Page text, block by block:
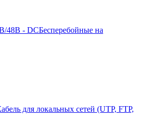
48В - DCБесперебойные на
для локальных сетей (UTP, FTP,